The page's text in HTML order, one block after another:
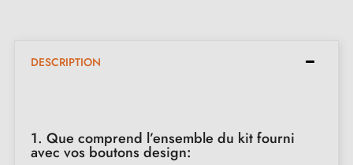
DESCRIPTION
1. Que comprend l’ensemble du kit fourni
avec vos boutons design: